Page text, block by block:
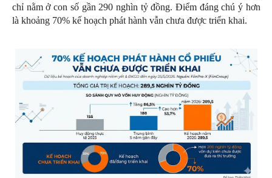
chỉ nằm ở con số gần 290 nghìn tỷ đồng. Điểm đáng chú ý hơn
là khoảng 70% kế hoạch phát hành vẫn chưa được triển khai.